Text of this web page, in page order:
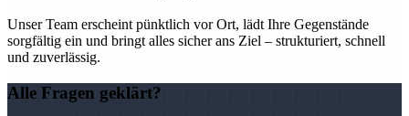
Unser Team erscheint pünktlich vor Ort, lädt Ihre Gegenstände
sorgfältig ein und bringt alles sicher ans Ziel – strukturiert, schnell
und zuverlässig.
Alle Fragen geklärt?